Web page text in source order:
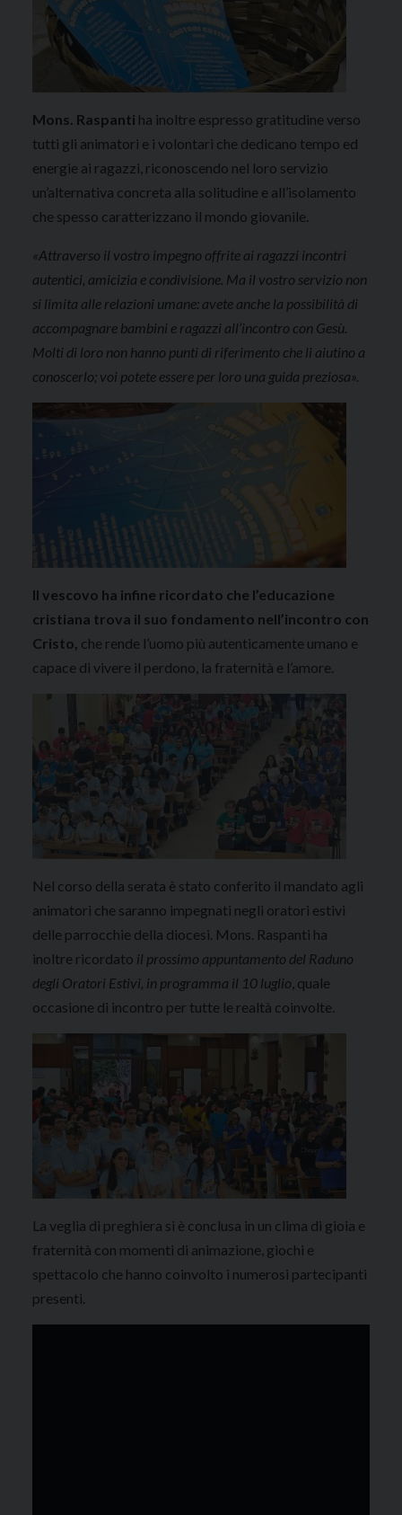
Mons. Raspanti ha inoltre espresso gratitudine verso
tutti gli animatori e i volontari che dedicano tempo ed
energie ai ragazzi, riconoscendo nel loro servizio
un’alternativa concreta alla solitudine e all’isolamento
che spesso caratterizzano il mondo giovanile.
«Attraverso il vostro impegno offrite ai ragazzi incontri
autentici, amicizia e condivisione. Ma il vostro servizio non
si limita alle relazioni umane: avete anche la possibilità di
accompagnare bambini e ragazzi all’incontro con Gesù.
Molti di loro non hanno punti di riferimento che li aiutino a
conoscerlo; voi potete essere per loro una guida preziosa».
Il vescovo ha infine ricordato che l’educazione
cristiana trova il suo fondamento nell’incontro con
Cristo, che rende l’uomo più autenticamente umano e
capace di vivere il perdono, la fraternità e l’amore.
Nel corso della serata è stato conferito il mandato agli
animatori che saranno impegnati negli oratori estivi
delle parrocchie della diocesi. Mons. Raspanti ha
inoltre ricordato il prossimo appuntamento del Raduno
degli Oratori Estivi, in programma il 10 luglio , quale
occasione di incontro per tutte le realtà coinvolte.
La veglia di preghiera si è conclusa in un clima di gioia e
fraternità con momenti di animazione, giochi e
spettacolo che hanno coinvolto i numerosi partecipanti
presenti.